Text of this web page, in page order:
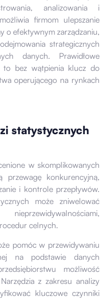
analizowania i
firmom ulepszanie
o efektywnym zarządzaniu,
strategicznych
danych. Prawidłowe
to bez wątpienia klucz do
operującego na rynkach
statystycznych
w skomplikowanych
przewagę konkurencyjną,
i kontrole przepływów.
może zniwelować
celnych.
pomóc w przewidywaniu
na podstawie danych
możliwość
z zakresu analizy
kluczowe czynniki